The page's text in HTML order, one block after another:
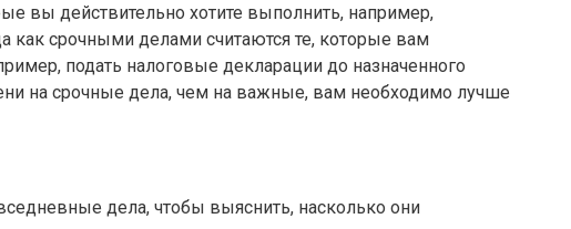
вы действительно хотите выполнить, например,
как срочными делами считаются те, которые вам
подать налоговые декларации до назначенного
на срочные дела, чем на важные, вам необходимо лучше
дела, чтобы выяснить, насколько они